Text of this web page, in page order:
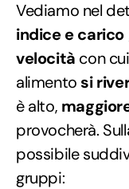
Vediamo nel
indice e
velocità con cui
alimento si
è alto,
provocherà.
possibile
gruppi: